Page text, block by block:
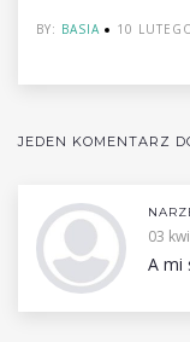
BY: BASIA 10
JEDEN KOMENTARZ
03
A mi